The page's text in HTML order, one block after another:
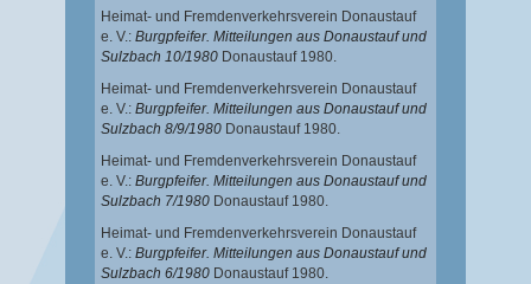
Heimat- und Fremdenverkehrsverein Donaustauf
e. V.: Burgpfeifer. Mitteilungen aus Donaustauf und
Sulzbach 10/1980 Donaustauf 1980.
Heimat- und Fremdenverkehrsverein Donaustauf
e. V.: Burgpfeifer. Mitteilungen aus Donaustauf und
Sulzbach 8/9/1980 Donaustauf 1980.
Heimat- und Fremdenverkehrsverein Donaustauf
e. V.: Burgpfeifer. Mitteilungen aus Donaustauf und
Sulzbach 7/1980 Donaustauf 1980.
Heimat- und Fremdenverkehrsverein Donaustauf
e. V.: Burgpfeifer. Mitteilungen aus Donaustauf und
Sulzbach 6/1980 Donaustauf 1980.